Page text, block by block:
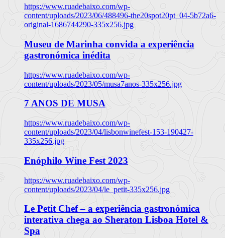
https://www.ruadebaixo.com/wp-
content/uploads/2023/06/488496-the20spot20pt_04-5b72a6-
original-1686744290-335x256.jpg
Museu de Marinha convida a experiência
gastronómica inédita
https://www.ruadebaixo.com/wp-
content/uploads/2023/05/musa7anos-335x256.jpg
7 ANOS DE MUSA
https://www.ruadebaixo.com/wp-
content/uploads/2023/04/lisbonwinefest-153-190427-
335x256.jpg
Enóphilo Wine Fest 2023
https://www.ruadebaixo.com/wp-
content/uploads/2023/04/le_petit-335x256.jpg
Le Petit Chef – a experiência gastronómica
interativa chega ao Sheraton Lisboa Hotel &
Spa